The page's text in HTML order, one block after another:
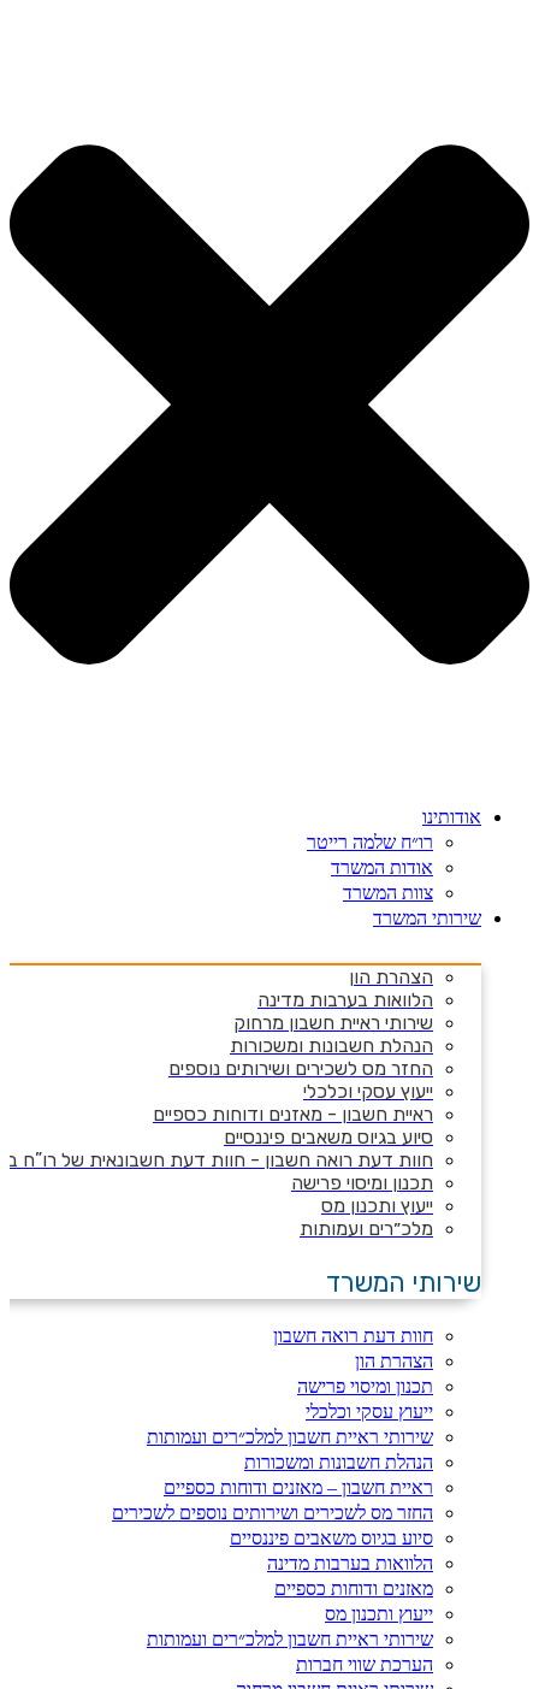
אודותינו
רו״ח שלמה רייטר
אודות המשרד
צוות המשרד
שירותי המשרד
הצהרת הון
הלוואות בערבות מדינה
שירותי ראיית חשבון מרחוק
הנהלת חשבונות ומשכורות
החזר מס לשכירים ושירותים נוספים
ייעוץ עסקי וכלכלי
ראיית חשבון - מאזנים ודוחות כספיים
סיוע בגיוס משאבים פיננסיים
חוות דעת רואה חשבון - חוות דעת חשבונאית של רו”ח
תכנון ומיסוי פרישה
ייעוץ ותכנון מס
מלכ״רים ועמותות
שירותי המשרד
חוות דעת רואה חשבון
הצהרת הון
תכנון ומיסוי פרישה
ייעוץ עסקי וכלכלי
שירותי ראיית חשבון למלכ״רים ועמותות
הנהלת חשבונות ומשכורות
ראיית חשבון – מאזנים ודוחות כספיים
החזר מס לשכירים ושירותים נוספים לשכירים
סיוע בגיוס משאבים פיננסיים
הלוואות בערבות מדינה
מאזנים ודוחות כספיים
ייעוץ ותכנון מס
שירותי ראיית חשבון למלכ״רים ועמותות
הערכת שווי חברות